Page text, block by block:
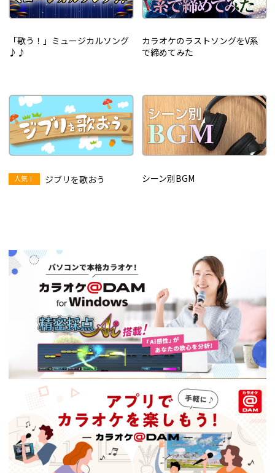
「歌う！」ミュージカルソング
♪♪
カラオケのラストソングをV系
で締めてみた
ジブリを歌おう シーン別BGM